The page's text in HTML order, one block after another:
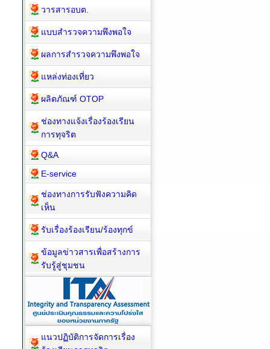
วารสารอบต.
แบบสำรวจความพึงพอใจ
ผลการสำรวจความพึงพอใจ
แหล่งท่องเที่ยว
ผลิตภัณฑ์ OTOP
ช่องทางแจ้งเรื่องร้องเรียน
การทุจริต
Q&A
E-service
ช่องทางการรับฟังความคิด
เห็น
รับเรื่องร้องเรียน/ร้องทุกข์
ข้อมูลข่าวสารเพื่อสร้างการ
รับรู้สู่ชุมชน
แนวปฏิบัติการจัดการเรื่อง